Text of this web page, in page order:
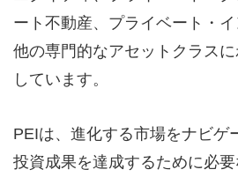
ート不動産、プライベート・
他の専門的なアセットクラス
しています。
PEIは、進化する市場をナビゲ
投資成果を達成するために必